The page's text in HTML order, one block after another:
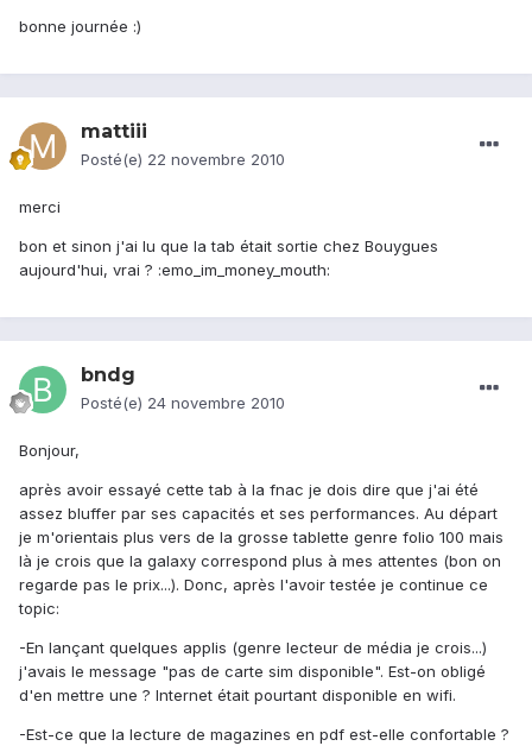
bonne journée :)
mattiii
Posté(e) 22 novembre 2010
merci
bon et sinon j'ai lu que la tab était sortie chez Bouygues
aujourd'hui, vrai ? :emo_im_money_mouth:
bndg
Posté(e) 24 novembre 2010
Bonjour,
après avoir essayé cette tab à la fnac je dois dire que j'ai été
assez bluffer par ses capacités et ses performances. Au départ
je m'orientais plus vers de la grosse tablette genre folio 100 mais
là je crois que la galaxy correspond plus à mes attentes (bon on
regarde pas le prix...). Donc, après l'avoir testée je continue ce
topic:
-En lançant quelques applis (genre lecteur de média je crois...)
j'avais le message "pas de carte sim disponible". Est-on obligé
d'en mettre une ? Internet était pourtant disponible en wifi.
-Est-ce que la lecture de magazines en pdf est-elle confortable ?